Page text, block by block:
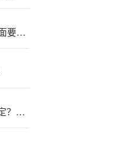
中信证—券,：未来A股的基本面要放在全球市场需求去看 2026年行情划为三段
印—美“,非常接近”达成贸易协定？印部长：不会仓促签署任何协议